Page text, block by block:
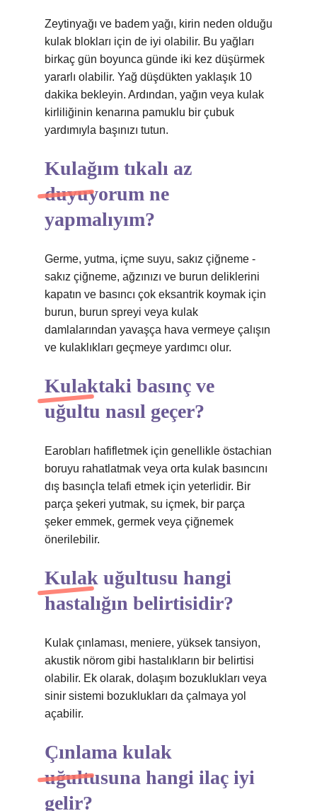
Zeytinyağı ve badem yağı, kirin neden olduğu
kulak blokları için de iyi olabilir. Bu yağları
birkaç gün boyunca günde iki kez düşürmek
yararlı olabilir. Yağ düşdükten yaklaşık 10
dakika bekleyin. Ardından, yağın veya kulak
kirliliğinin kenarına pamuklu bir çubuk
yardımıyla başınızı tutun.
Kulağım tıkalı az
duyuyorum ne
yapmalıyım?
Germe, yutma, içme suyu, sakız çiğneme -
sakız çiğneme, ağzınızı ve burun deliklerini
kapatın ve basıncı çok eksantrik koymak için
burun, burun spreyi veya kulak
damlalarından yavaşça hava vermeye çalışın
ve kulaklıkları geçmeye yardımcı olur.
Kulaktaki basınç ve
uğultu nasıl geçer?
Earobları hafifletmek için genellikle östachian
boruyu rahatlatmak veya orta kulak basıncını
dış basınçla telafi etmek için yeterlidir. Bir
parça şekeri yutmak, su içmek, bir parça
şeker emmek, germek veya çiğnemek
önerilebilir.
Kulak uğultusu hangi
hastalığın belirtisidir?
Kulak çınlaması, meniere, yüksek tansiyon,
akustik nörom gibi hastalıkların bir belirtisi
olabilir. Ek olarak, dolaşım bozuklukları veya
sinir sistemi bozuklukları da çalmaya yol
açabilir.
Çınlama kulak
uğultusuna hangi ilaç iyi
gelir?